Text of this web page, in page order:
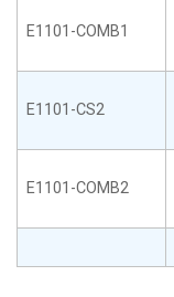
E1101-COMB1
E1101-CS2
E1101-COMB2